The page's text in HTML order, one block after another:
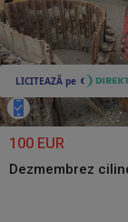
100 EUR
Dezmembrez